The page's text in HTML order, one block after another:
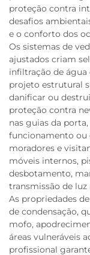
proteção contra
desafios
e o conforto dos
Os sistemas de
ajustados criam
infiltração de
projeto estrutural
danificar ou
proteção contra
nas guias da
funcionamento ou
moradores e
móveis internos,
desbotamento,
transmissão de luz
As propriedades
de condensação,
mofo,
áreas vulneráveis
profissional